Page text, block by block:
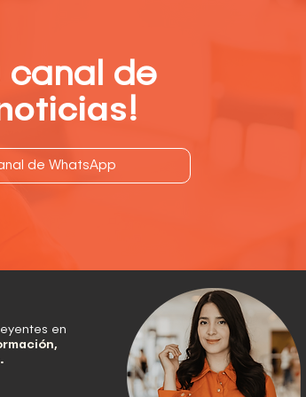
canal de
!
de WhatsApp
en